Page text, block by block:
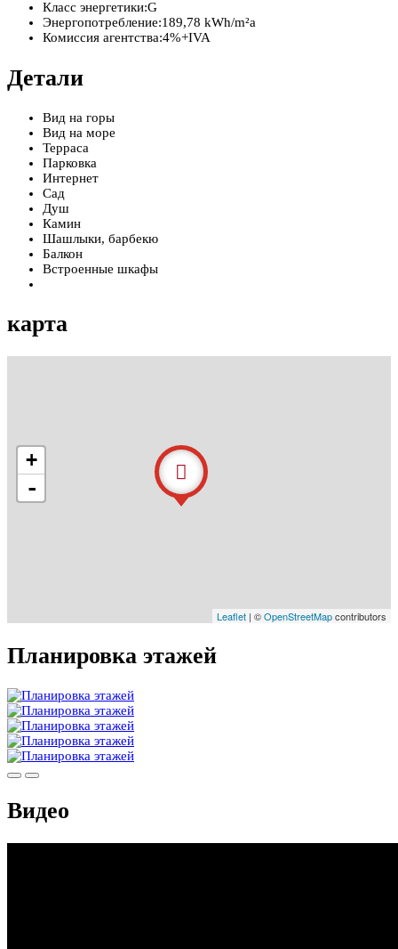
Класс энергетики:G
Энергопотребление:189,78 kWh/m²a
Комиссия агентства:4%+IVA
Детали
Вид на горы
Вид на море
Терраса
Парковка
Интернет
Сад
Душ
Камин
Шашлыки, барбекю
Балкон
Встроенные шкафы
карта
+
-
Leaflet | ©OpenStreetMapcontributors
Планировка этажей
Видео